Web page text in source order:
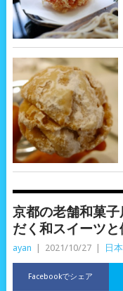
京都の老舗和菓
だく和スイーツ
ayan 2021/10/27 日本
Facebookでシェア